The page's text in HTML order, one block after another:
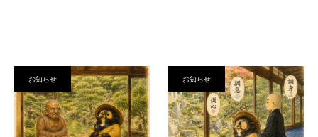
お知らせ お知らせ